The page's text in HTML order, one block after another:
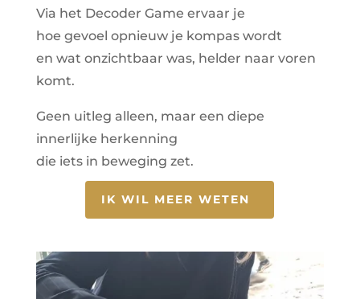
Via het Decoder Game ervaar je
hoe gevoel opnieuw je kompas wordt
en wat onzichtbaar was, helder naar voren
komt.
Geen uitleg alleen, maar een diepe
innerlijke herkenning
die iets in beweging zet.
IK WIL MEER WETEN